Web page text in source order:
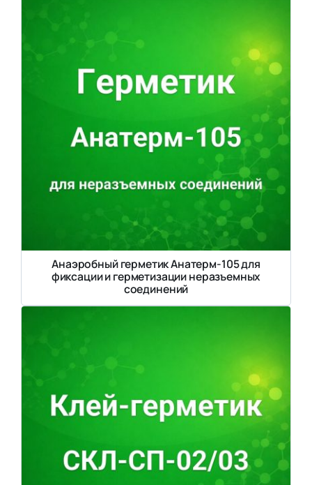
Анаэробный герметик Анатерм-105 для
фиксации и герметизации неразъемных
соединений